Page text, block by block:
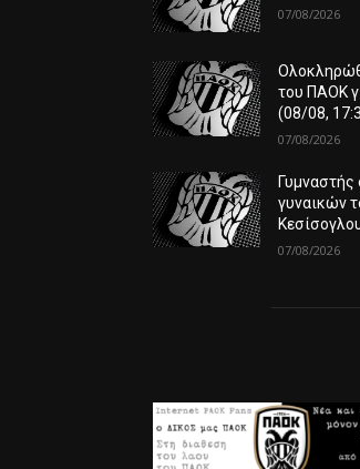
07/08/2026
του ΠΑΟΚ
(08/08,
07/08/2026
γυναικών
07/08/2026